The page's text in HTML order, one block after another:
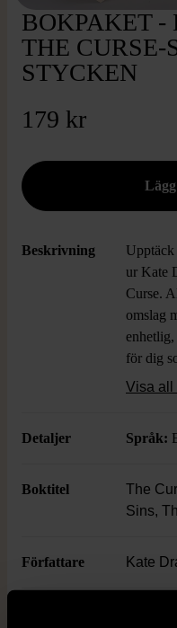
BOKPAKET -
THE CURSE-
STYCKEN
179 kr
Beskrivning
Upptäck
ur Kate
Curse.
omslag
för dig
som vill
Visa all
Detaljer Språk:
Boktitel
The
Sins,
Författare Kate
978-1-